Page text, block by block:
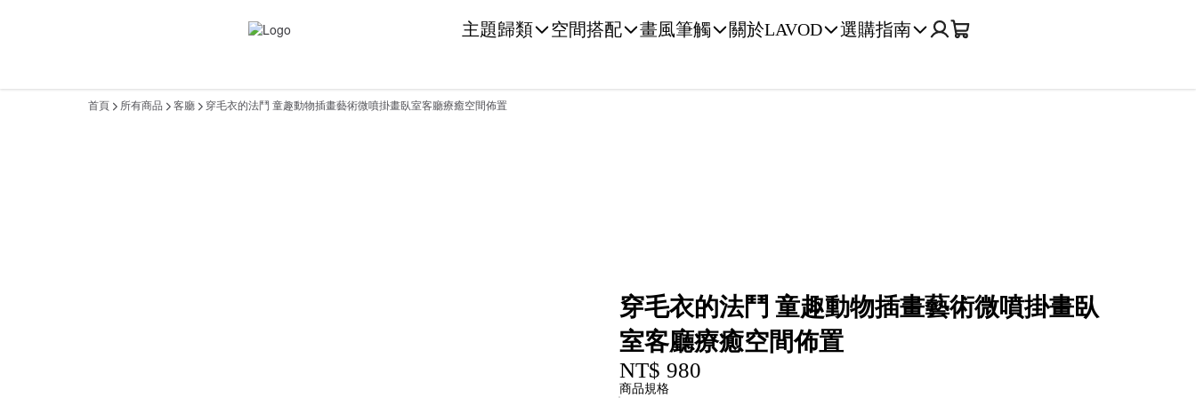
主題歸類 空間搭配 畫風筆觸 關於LAVOD 選購指南
首頁 所有商品 客廳 穿毛衣的法鬥 童趣動物插畫藝術微噴掛畫臥室客廳療癒空間佈置
穿毛衣的法鬥 童趣動物插畫藝術微噴掛畫臥
室客廳療癒空間佈置
NT$ 980
商品規格